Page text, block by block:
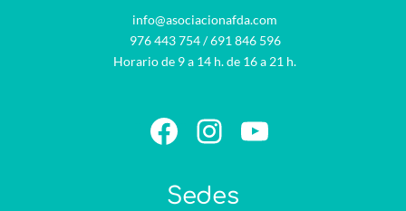
info@asociacionafda.com
976 443 754/691 846 596
Horario de 9 a 14 h. de 16 a 21 h.
Facebook
Instagram
YouTube
Sedes